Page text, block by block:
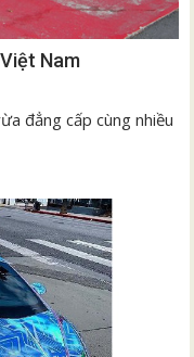
Nam
đẳng cấp cùng nhiều